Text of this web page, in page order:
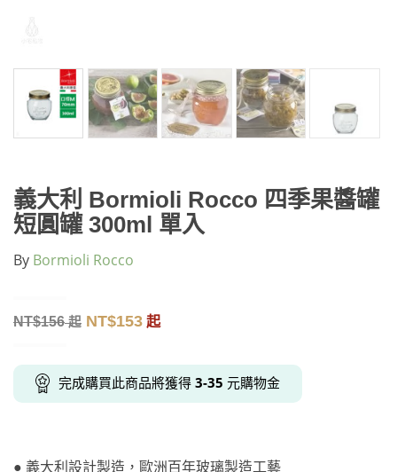
義大利 Bormioli Rocco 四季果醬罐
短圓罐 300ml 單入
By Bormioli Rocco
NT$156起 NT$153 起
完成購買此商品將獲得 3-35 元購物金
● 義大利設計製造，歐洲百年玻璃製造工藝